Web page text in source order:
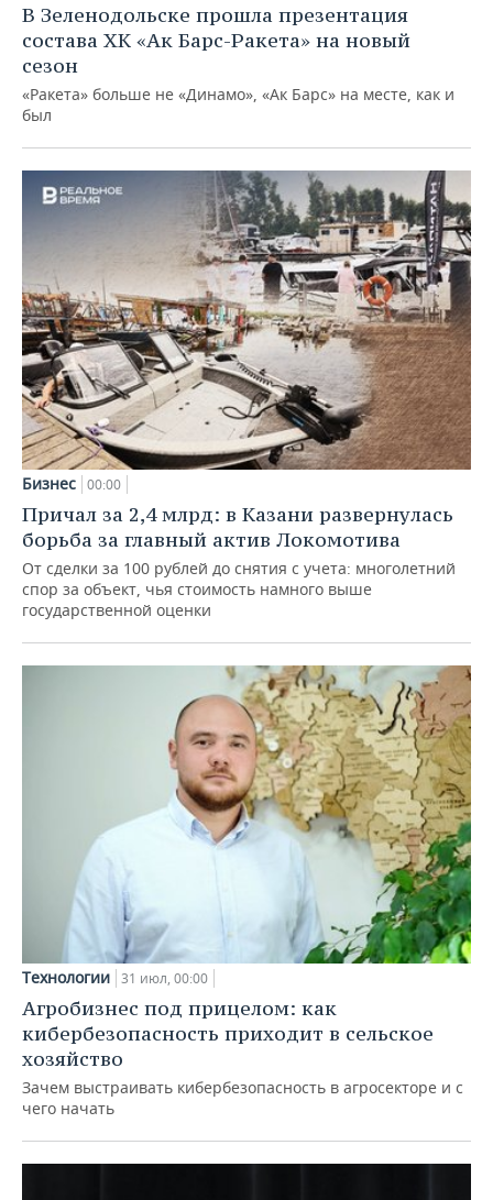
В Зеленодольске прошла презентация
состава ХК «Ак Барс-Ракета» на новый
сезон
«Ракета» больше не «Динамо», «Ак Барс» на месте, как и
был
Бизнес 00:00
Причал за 2,4 млрд: в Казани развернулась
борьба за главный актив Локомотива
От сделки за 100 рублей до снятия с учета: многолетний
спор за объект, чья стоимость намного выше
государственной оценки
Технологии 31 июл, 00:00
Агробизнес под прицелом: как
кибербезопасность приходит в сельское
хозяйство
Зачем выстраивать кибербезопасность в агросекторе и с
чего начать